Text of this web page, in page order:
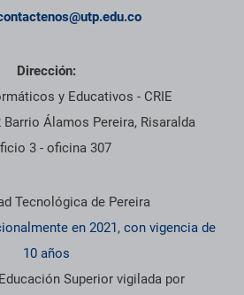
Dirección:
y Educativos - CRIE
Barrio Álamos Pereira, Risaralda
3 - oficina 307
Tecnológica de Pereira
en 2021, con vigencia de
10 años
Superior vigilada por